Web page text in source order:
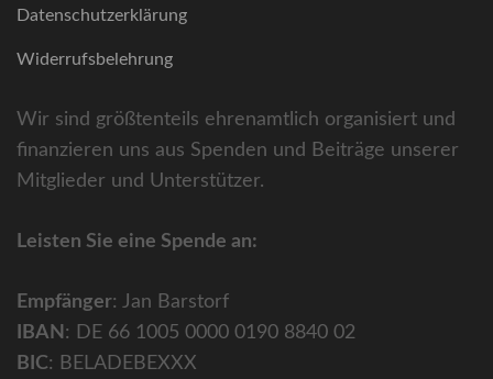
Datenschutzerklärung
Widerrufsbelehrung
Wir sind größtenteils ehrenamtlich organisiert und
finanzieren uns aus Spenden und Beiträge unserer
Mitglieder und Unterstützer.
Leisten Sie eine Spende an:
Empfänger: Jan Barstorf
IBAN : DE 66 1005 0000 0190 8840 02
BIC: BELADEBEXXX